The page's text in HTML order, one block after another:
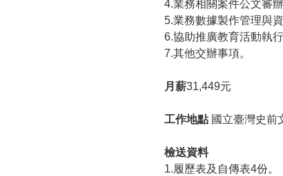
4.業務相關案件公文審
5.業務數據製作管理與資
6.協助推廣教育活動執行
7.其他交辦事項。
月薪31,449元
工作地點 國立臺灣史前
檢送資料
1.履歷表及自傳表4份。